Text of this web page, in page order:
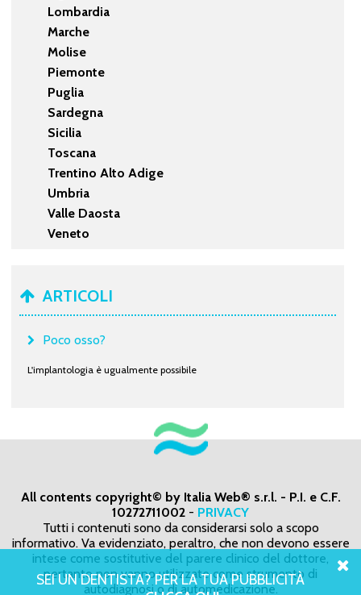
Lombardia
Marche
Molise
Piemonte
Puglia
Sardegna
Sicilia
Toscana
Trentino Alto Adige
Umbria
Valle Daosta
Veneto
ARTICOLI
Poco osso?
L'implantologia è ugualmente possibile
All contents copyright© by Italia Web® s.r.l. - P.I. e C.F.
10272711002 - PRIVACY
Tutti i contenuti sono da considerarsi solo a scopo
informativo. Va evidenziato, peraltro, che non devono essere
intese come sostitutive del parere clinico del dottore,
pertanto non vanno utilizzate come strumento di
autodiagnosi o di automedicazione.
SEI UN DENTISTA? PER LA TUA PUBBLICITÀ